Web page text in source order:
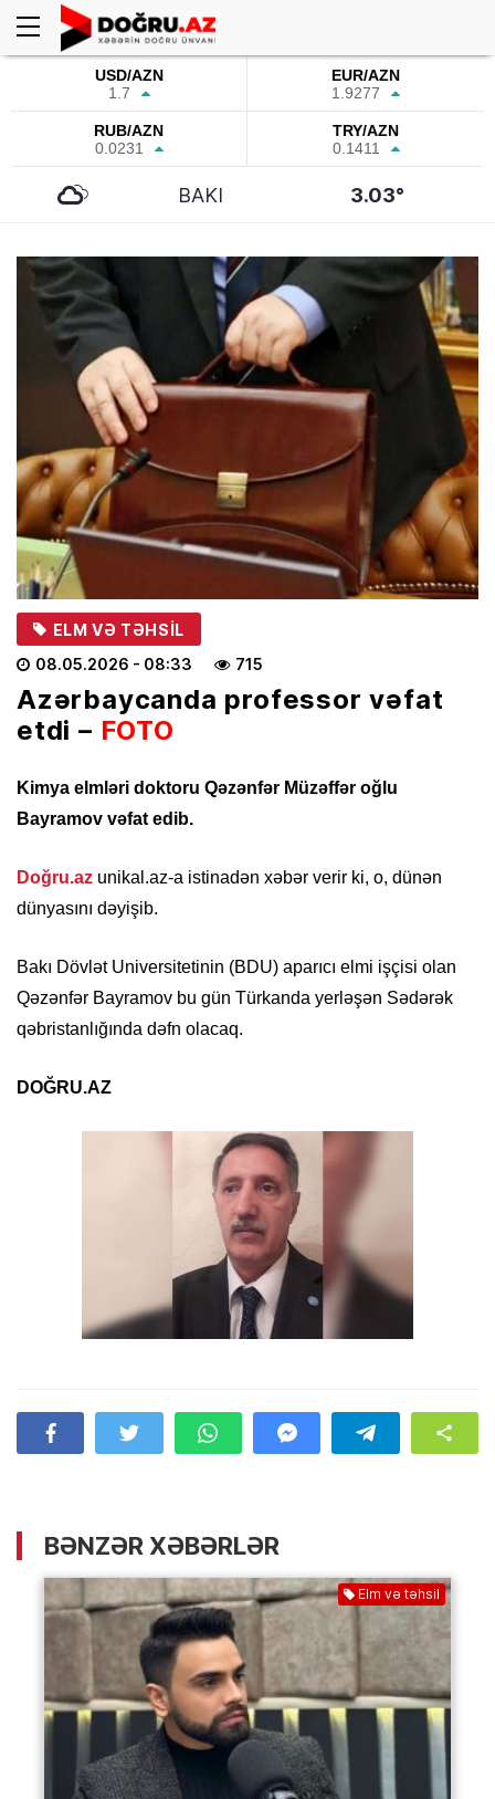
USD/AZN
1.7
EUR/AZN
1.9277
RUB/AZN
0.0231
TRY/AZN
0.1411
BAKI 3.03°
ELM VƏ TƏHSIL
08.05.2026 - 08:33 715
Azərbaycanda professor vəfat
etdi – FOTO
Kimya elmləri doktoru Qəzənfər Müzəffər oğlu
Bayramov vəfat edib.
Doğru.az unikal.az-a istinadən xəbər verir ki, o, dünən
dünyasını dəyişib.
Bakı Dövlət Universitetinin (BDU) aparıcı elmi işçisi olan
Qəzənfər Bayramov bu gün Türkanda yerləşən Sədərək
qəbristanlığında dəfn olacaq.
DOĞRU.AZ
BƏNZƏR XƏBƏRLƏR
Elm və təhsil